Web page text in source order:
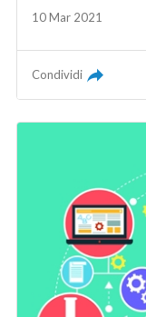
10 Mar 2021
Condividi